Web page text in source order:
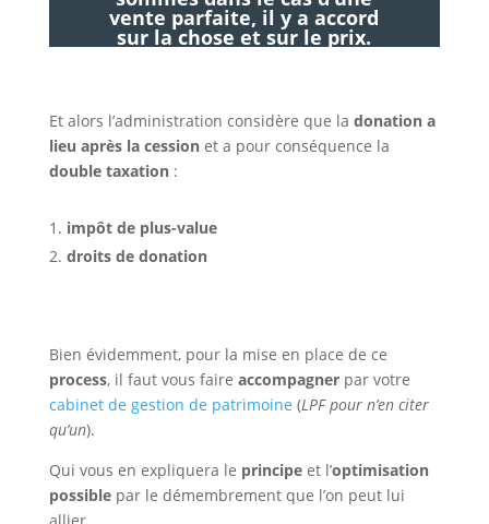
vente parfaite, il y a accord
sur la chose et sur le prix.
Et alors l’administration considère que la donation a
lieu après la cessionet a pour conséquence la
double taxation:
impôt de plus-value
droits de donation
Bien évidemment, pour la mise en place de ce
process, il faut vous faire accompagnerpar votre
cabinet de gestion de patrimoine (LPF pour n’en citer
qu’un).
Qui vous en expliquera le principeet l’optimisation
possiblepar le démembrement que l’on peut lui